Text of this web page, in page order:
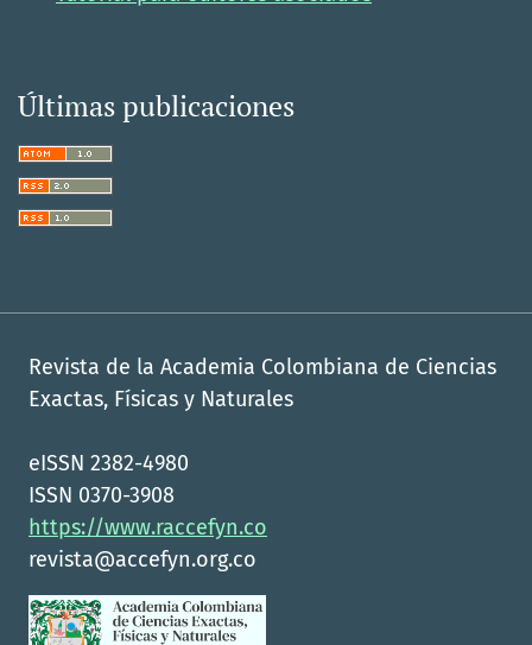
Últimas publicaciones
Revista de la Academia Colombiana de Ciencias
Exactas, Físicas y Naturales
eISSN 2382-4980
ISSN 0370-3908
https://www.raccefyn.co
revista@accefyn.org.co